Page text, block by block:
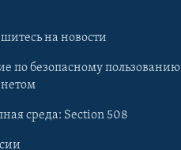
на новости
по безопасному пользованию
среда: Section 508